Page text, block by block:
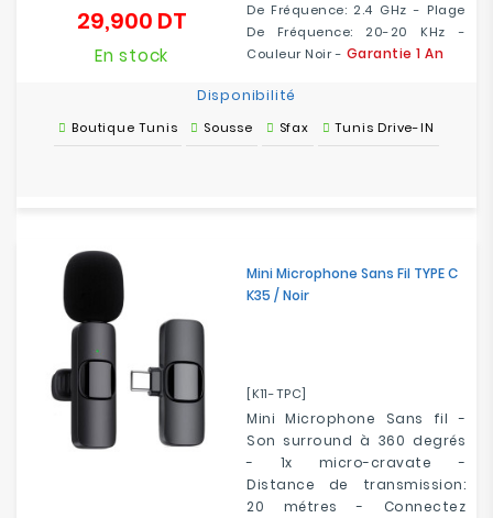
De Fréquence: 2.4 GHz - Plage
De Fréquence: 20-20 KHz -
Couleur Noir - Garantie 1 An
29,900 DTPrix
En stock
Disponibilité
Boutique Tunis Sousse Sfax Tunis Drive-IN
Mini Microphone Sans Fil TYPE C
K35 / Noir
[K11-TPC]
Mini Microphone Sans fil -
Son surround à 360 degrés
- 1x micro-cravate -
Distance de transmission:
20 métres - Connectez